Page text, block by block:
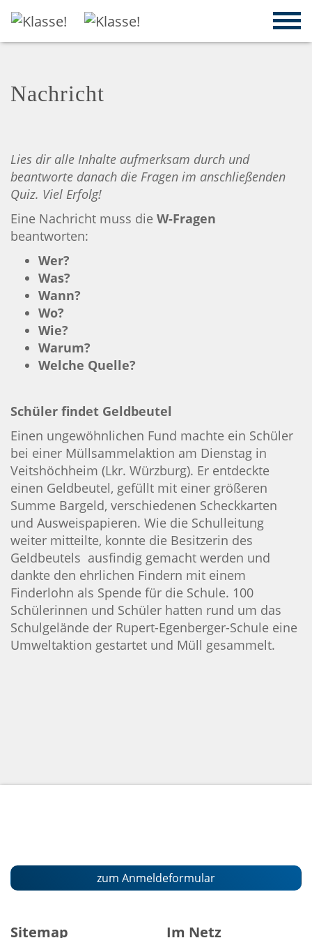
Nachricht
Lies dir alle Inhalte aufmerksam durch und
beantworte danach die Fragen im anschließenden
Quiz. Viel Erfolg!
Eine Nachricht muss die W-Fragen
beantworten:
Wer?
Was?
Wann?
Wo?
Wie?
Warum?
Welche Quelle?
Schüler findet Geldbeutel
Einen ungewöhnlichen Fund machte ein Schüler
bei einer Müllsammelaktion am Dienstag in
Veitshöchheim (Lkr. Würzburg). Er entdeckte
einen Geldbeutel, gefüllt mit einer größeren
Summe Bargeld, verschiedenen Scheckkarten
und Ausweispapieren. Wie die Schulleitung
weiter mitteilte, konnte die Besitzerin des
Geldbeutels ausfindig gemacht werden und
dankte den ehrlichen Findern mit einem
Finderlohn als Spende für die Schule. 100
Schülerinnen und Schüler hatten rund um das
Schulgelände der Rupert-Egenberger-Schule eine
Umweltaktion gestartet und Müll gesammelt.
zum Anmeldeformular
Sitemap Im Netz